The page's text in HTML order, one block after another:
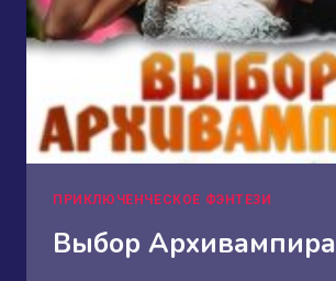
ПРИКЛЮЧЕНЧЕСКОЕ ФЭНТЕЗИ
Выбор Архивампира